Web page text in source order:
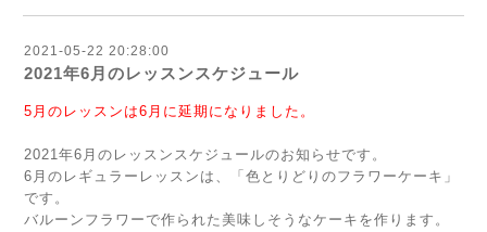
2021-05-22 20:28:00
2021年6月のレッスンスケジュール
5月のレッスンは6月に延期になりました。
2021年6月のレッスンスケジュールのお知らせです。
6月のレギュラーレッスンは、「色とりどりのフラワーケーキ」
です。
バルーンフラワーで作られた美味しそうなケーキを作ります。